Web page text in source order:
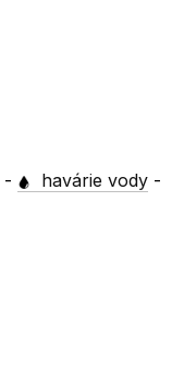
- havárie vody -